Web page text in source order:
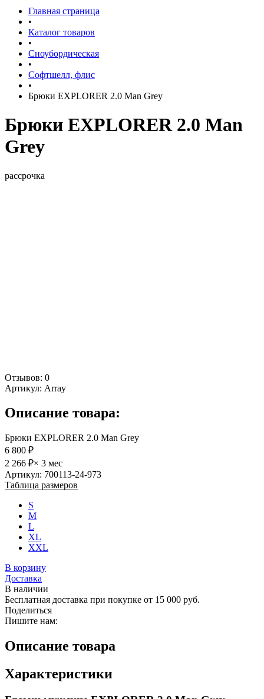
Главная страница
•
Каталог товаров
•
Сноубордическая
•
Софтшелл, флис
•
Брюки EXPLORER 2.0 Man Grey
Брюки EXPLORER 2.0 Man
Grey
рассрочка
Отзывов: 0
Артикул: Array
Описание товара:
Брюки EXPLORER 2.0 Man Grey
6 800 ₽
2 266 ₽× 3 мес
Артикул: 700113-24-973
Таблица размеров
S
M
L
XL
XXL
В корзину
Доставка
В наличии
Бесплатная доставка при покупке от 15 000 руб.
Поделиться
Пишите нам:
Описание товара
Характеристики